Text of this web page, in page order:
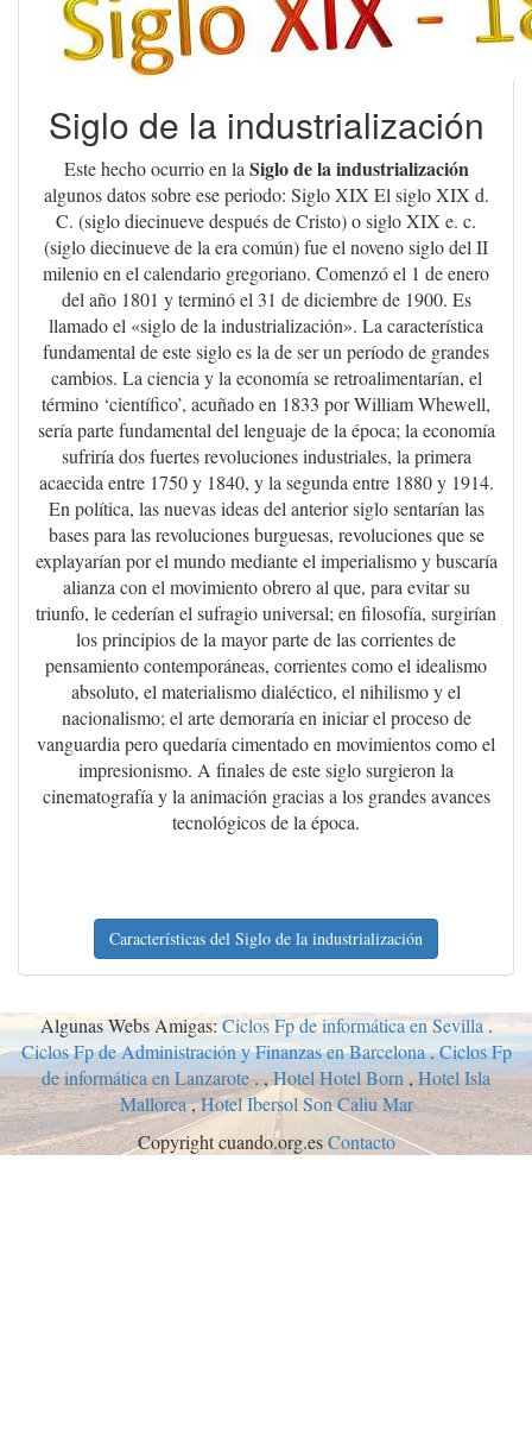
Siglo de la industrialización
Este hecho ocurrio en la Siglo de la industrialización
algunos datos sobre ese periodo: Siglo XIX El siglo XIX d.
C. (siglo diecinueve después de Cristo) o siglo XIX e. c.
(siglo diecinueve de la era común) fue el noveno siglo del II
milenio en el calendario gregoriano. Comenzó el 1 de enero
del año 1801 y terminó el 31 de diciembre de 1900. Es
llamado el «siglo de la industrialización». La característica
fundamental de este siglo es la de ser un período de grandes
cambios. La ciencia y la economía se retroalimentarían, el
término ‘científico’, acuñado en 1833 por William Whewell,
sería parte fundamental del lenguaje de la época; la economía
sufriría dos fuertes revoluciones industriales, la primera
acaecida entre 1750 y 1840, y la segunda entre 1880 y 1914.
En política, las nuevas ideas del anterior siglo sentarían las
bases para las revoluciones burguesas, revoluciones que se
explayarían por el mundo mediante el imperialismo y buscaría
alianza con el movimiento obrero al que, para evitar su
triunfo, le cederían el sufragio universal; en filosofía, surgirían
los principios de la mayor parte de las corrientes de
pensamiento contemporáneas, corrientes como el idealismo
absoluto, el materialismo dialéctico, el nihilismo y el
nacionalismo; el arte demoraría en iniciar el proceso de
vanguardia pero quedaría cimentado en movimientos como el
impresionismo. A finales de este siglo surgieron la
cinematografía y la animación gracias a los grandes avances
tecnológicos de la época.
Características del Siglo de la industrialización
Algunas Webs Amigas: Ciclos Fp de informática en Sevilla.
Ciclos Fp de Administración y Finanzas en Barcelona.Ciclos Fp
de informática en Lanzarote. ,Hotel Hotel Born,Hotel Isla
Mallorca,Hotel Ibersol Son Caliu Mar
Copyright cuando.org.esContacto